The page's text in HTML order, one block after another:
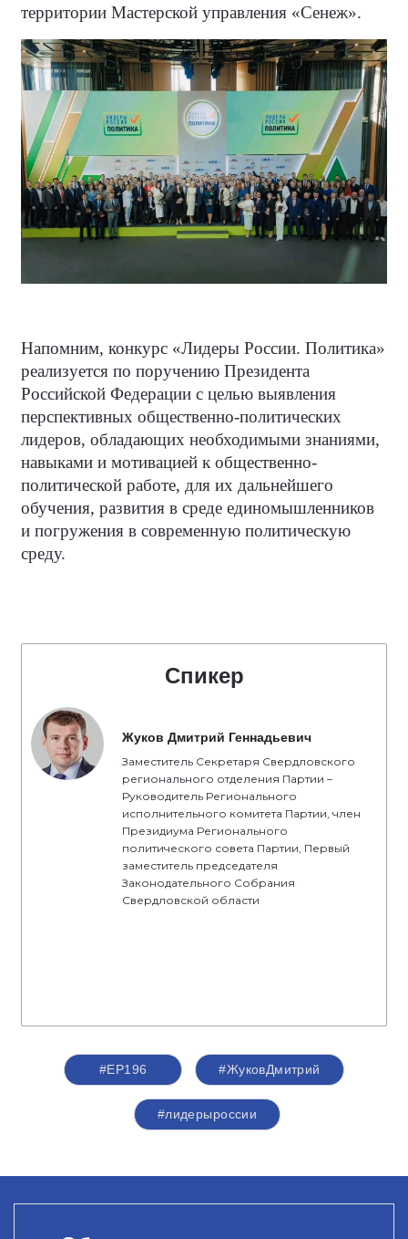
территории Мастерской управления «Сенеж».
Напомним, конкурс «Лидеры России. Политика»
реализуется по поручению Президента
Российской Федерации с целью выявления
перспективных общественно-политических
лидеров, обладающих необходимыми знаниями,
навыками и мотивацией к общественно-
политической работе, для их дальнейшего
обучения, развития в среде единомышленников
и погружения в современную политическую
среду.
Спикер
Жуков Дмитрий Геннадьевич
Заместитель Секретаря Свердловского
регионального отделения Партии –
Руководитель Регионального
исполнительного комитета Партии, член
Президиума Регионального
политического совета Партии, Первый
заместитель председателя
Законодательного Собрания
Свердловской области
#ЕР196 #ЖуковДмитрий
#лидерыроссии